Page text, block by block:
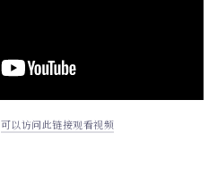
可以访问此链接观看视频